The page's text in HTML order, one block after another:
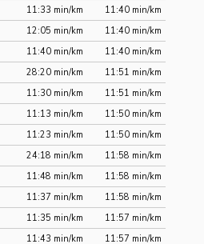
11:33 min/km
11:40 min/km
12:05 min/km
11:40 min/km
11:40 min/km
11:40 min/km
28:20 min/km
11:51 min/km
11:30 min/km
11:51 min/km
11:13 min/km
11:50 min/km
11:23 min/km
11:50 min/km
24:18 min/km
11:58 min/km
11:48 min/km
11:58 min/km
11:37 min/km
11:58 min/km
11:35 min/km
11:57 min/km
11:43 min/km 11:57 min/km